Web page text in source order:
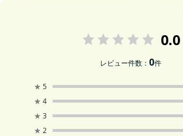
0.0
レビュー件数：0件
★ 5
★ 4
★ 3
★ 2